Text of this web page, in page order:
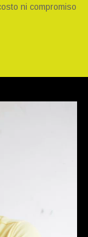
ni compromiso